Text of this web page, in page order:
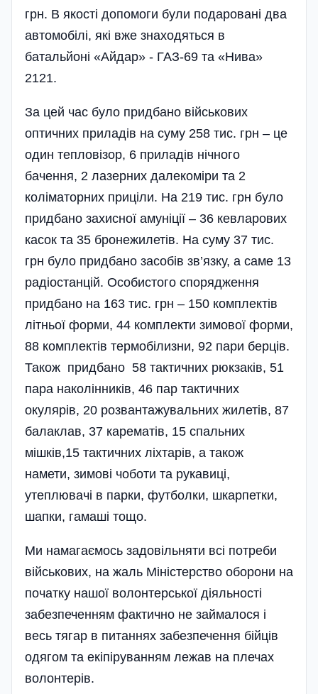
грн. В якості допомоги були подаровані два
автомобілі, які вже знаходяться в
батальйоні «Айдар» - ГАЗ-69 та «Нива»
2121.
За цей час було придбано військових
оптичних приладів на суму 258 тис. грн – це
один тепловізор, 6 приладів нічного
бачення, 2 лазерних далекоміри та 2
коліматорних приціли. На 219 тис. грн було
придбано захисної амуніції – 36 кевларових
касок та 35 бронежилетів. На суму 37 тис.
грн було придбано засобів зв’язку, а саме 13
радіо­станцій. Особистого спорядження
придбано на 163 тис. грн – 150 комплектів
літньої форми, 44 комплекти зимової форми,
88 комплектів термобілизни, 92 пари берців.
Також придбано 58 тактичних рюкзаків, 51
пара наколінників, 46 пар тактичних
окулярів, 20 роз­ванта­жувальних жилетів, 87
балаклав, 37 карематів, 15 спальних
мішків,15 тактичних ліхтарів, а також
намети, зимові чоботи та рукавиці,
утеплювачі в парки, футболки, шкарпетки,
шапки, гамаші тощо.
Ми намагаємось задовільняти всі потреби
військових, на жаль Міністерство оборони на
початку нашої волонтерської діяльності
забезпеченням фактично не займа­лося і
весь тягар в питаннях забезпечення бійців
одягом та екі­піруванням лежав на плечах
волонтерів.